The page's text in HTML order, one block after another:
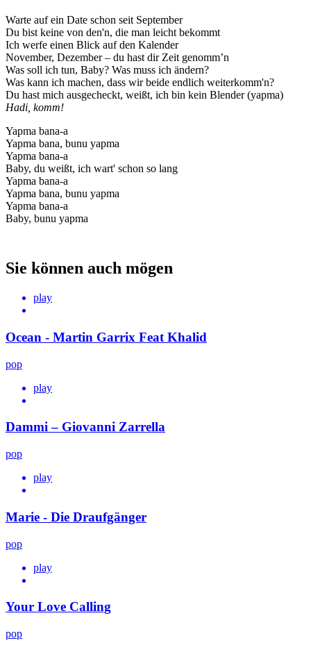
Warte auf ein Date schon seit September
Du bist keine von den'n, die man leicht bekommt
Ich werfe einen Blick auf den Kalender
November, Dezember – du hast dir Zeit genomm’n
Was soll ich tun, Baby? Was muss ich ändern?
Was kann ich machen, dass wir beide endlich weiterkomm'n?
Du hast mich ausgecheckt, weißt, ich bin kein Blender (yapma)
Hadi, komm!
Yapma bana-a
Yapma bana, bunu yapma
Yapma bana-a
Baby, du weißt, ich wart' schon so lang
Yapma bana-a
Yapma bana, bunu yapma
Yapma bana-a
Baby, bunu yapma
Sie können auch mögen
play
Ocean - Martin Garrix Feat Khalid
pop
play
Dammi – Giovanni Zarrella
pop
play
Marie - Die Draufgänger
pop
play
Your Love Calling
pop